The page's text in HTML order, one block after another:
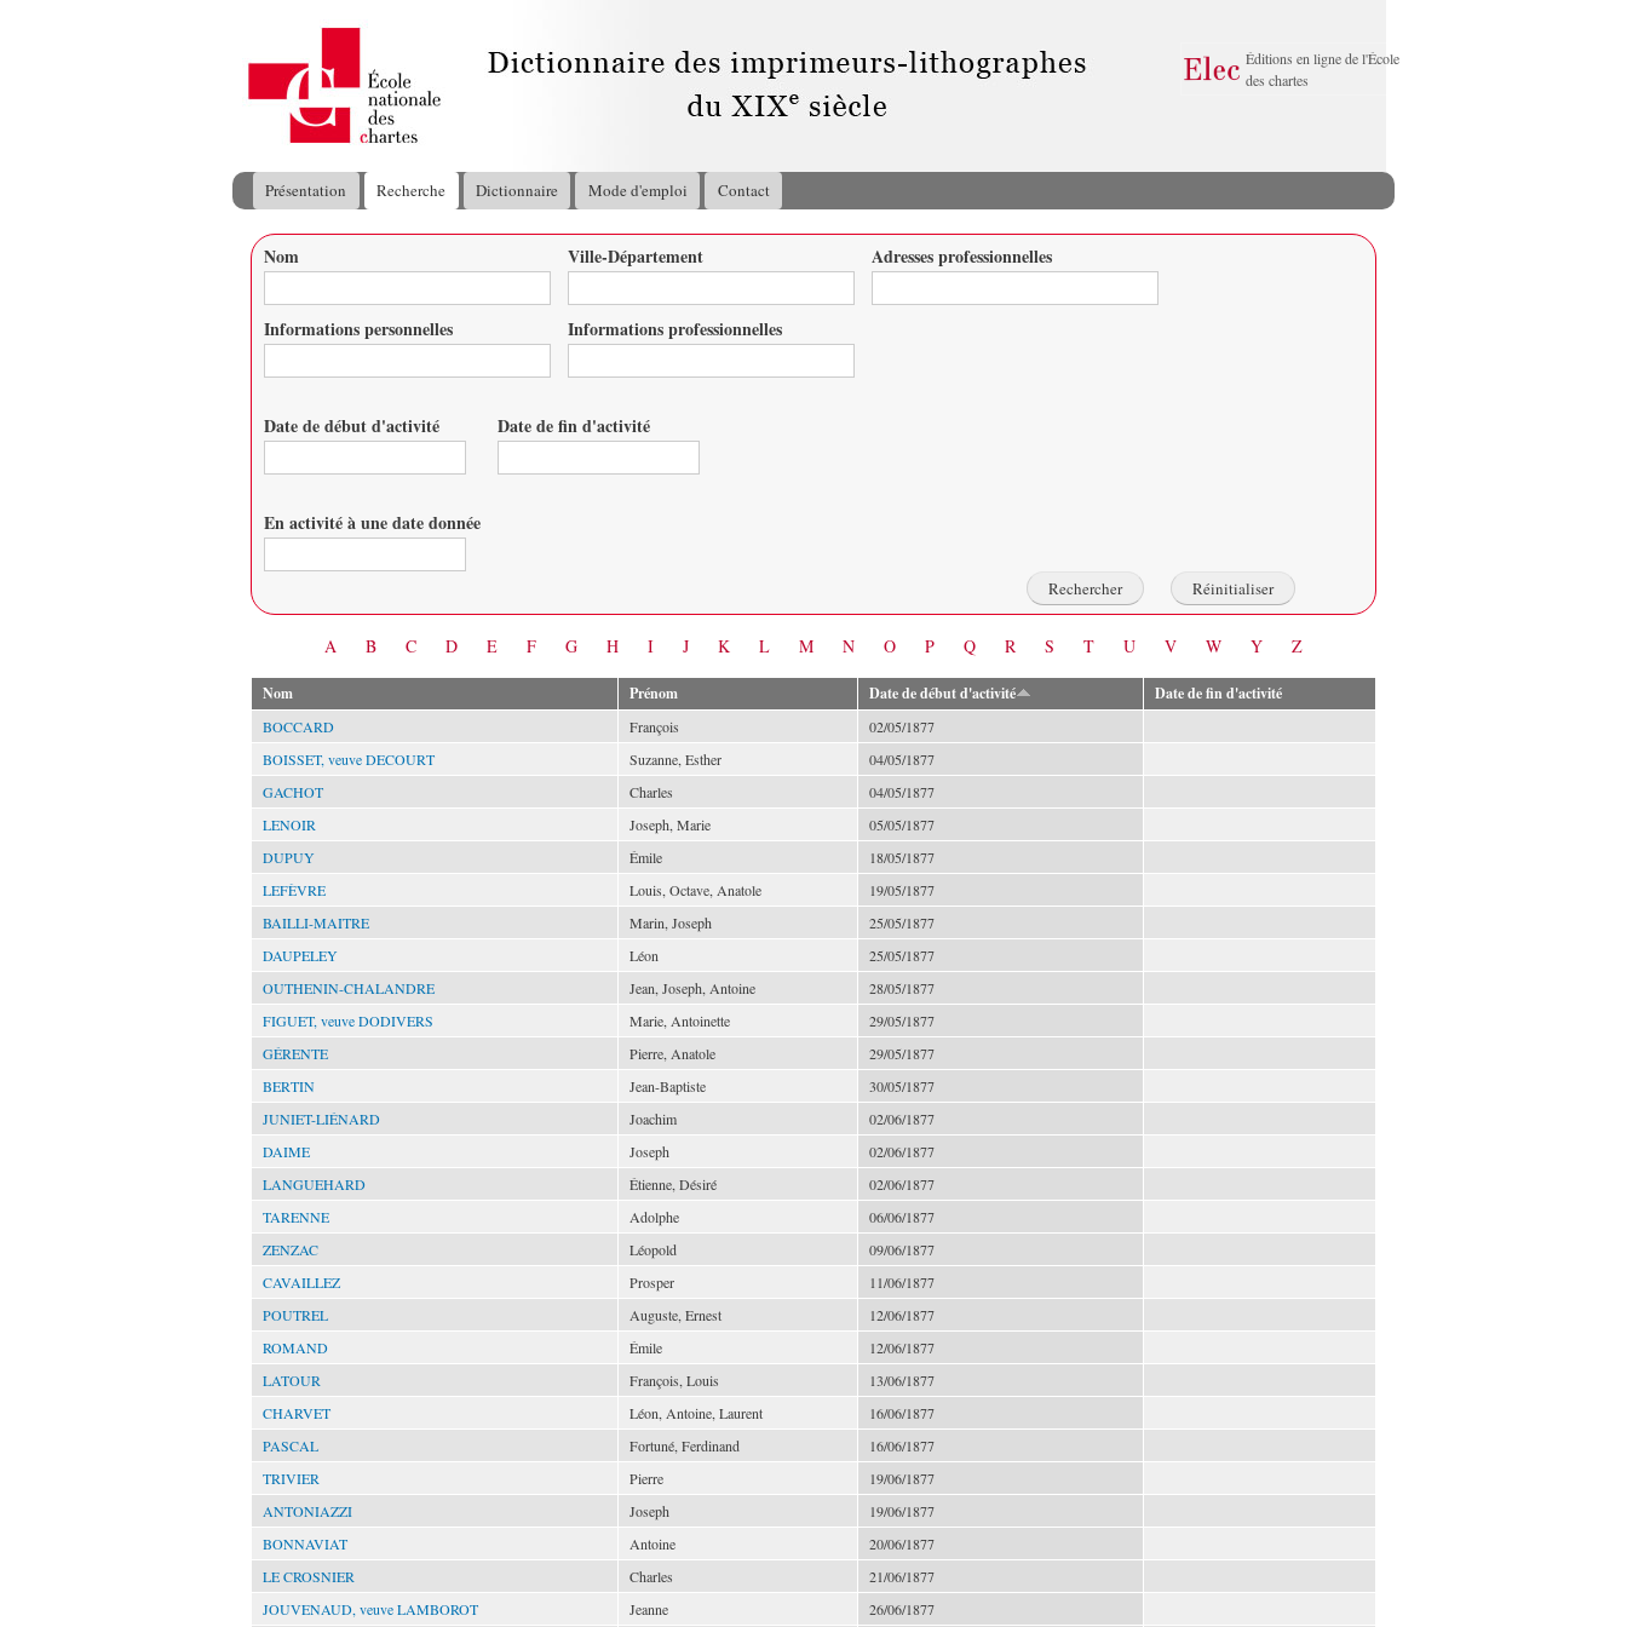
principal
Éditions en ligne de l'École
des chartes
Menu principal
Présentation Recherche Dictionnaire Mode d'emploi Contact
Vous êtes ici
Nom Ville-Département Adresses professionnelles
Informations personnelles Informations professionnelles
Date de début d'activité Date de fin d'activité
En activité à une date donnée
A B C D E F G H I J K L M N O P Q R S T U V W Y Z
Nom Prénom Date de début d'activité Date de fin d'activité
BOCCARD François
02/05/1877
BOISSET, veuve DECOURT
Suzanne, Esther
04/05/1877
GACHOT
Charles
04/05/1877
LENOIR
Joseph, Marie
05/05/1877
DUPUY
Émile
18/05/1877
LEFÈVRE
Louis, Octave, Anatole
19/05/1877
BAILLI-MAITRE
Marin, Joseph
25/05/1877
DAUPELEY
Léon
25/05/1877
OUTHENIN-CHALANDRE
Jean, Joseph, Antoine
28/05/1877
FIGUET, veuve DODIVERS
Marie, Antoinette
29/05/1877
GÉRENTE
Pierre, Anatole
29/05/1877
BERTIN
Jean-Baptiste
30/05/1877
JUNIET-LIÉNARD
Joachim
02/06/1877
DAIME
Joseph
02/06/1877
LANGUEHARD
Étienne, Désiré
02/06/1877
TARENNE
Adolphe
06/06/1877
ZENZAC
Léopold
09/06/1877
CAVAILLEZ
Prosper
11/06/1877
POUTREL
Auguste, Ernest
12/06/1877
ROMAND
Émile
12/06/1877
LATOUR
François, Louis
13/06/1877
CHARVET
Léon, Antoine, Laurent
16/06/1877
PASCAL
Fortuné, Ferdinand
16/06/1877
TRIVIER
Pierre
19/06/1877
ANTONIAZZI
Joseph
19/06/1877
BONNAVIAT
Antoine
20/06/1877
LE CROSNIER
Charles
21/06/1877
JOUVENAUD, veuve LAMBOROT
Jeanne
26/06/1877